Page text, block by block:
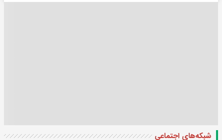
شبکه‌های اجتماعی